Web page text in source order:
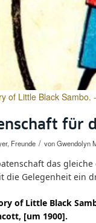
of Little Black
für
, Freunde / vonGwendolyn
das
die Gelegenheit ein
of Little Black
[um 1900].